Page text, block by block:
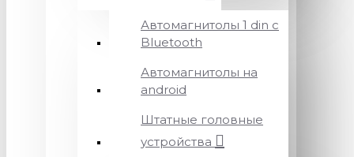
Автомагнитолы 1 din с
Bluetooth
Автомагнитолы на
android
Штатные головные
устройства